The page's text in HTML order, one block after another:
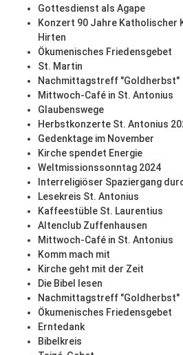
Gottesdienst als Agape
Konzert 90 Jahre Katholischer
Hirten
Ökumenisches Friedensgebet
St. Martin
Nachmittagstreff "Goldherbst"
Mittwoch-Café in St. Antonius
Glaubenswege
Herbstkonzerte St. Antonius
Gedenktage im November
Kirche spendet Energie
Weltmissionssonntag 2024
Interreligiöser Spaziergang
Lesekreis St. Antonius
Kaffeestüble St. Laurentius
Altenclub Zuffenhausen
Mittwoch-Café in St. Antonius
Komm mach mit
Kirche geht mit der Zeit
Die Bibel lesen
Nachmittagstreff "Goldherbst"
Ökumenisches Friedensgebet
Erntedank
Bibelkreis